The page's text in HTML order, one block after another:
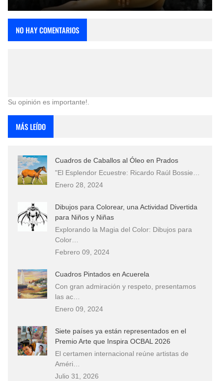
NO HAY COMENTARIOS
Su opinión es importante!.
MÁS LEÍDO
Cuadros de Caballos al Óleo en Prados
"El Esplendor Ecuestre: Ricardo Raúl Bossie…
Enero 28, 2024
Dibujos para Colorear, una Actividad Divertida
para Niños y Niñas
Explorando la Magia del Color: Dibujos para
Color…
Febrero 09, 2024
Cuadros Pintados en Acuerela
Con gran admiración y respeto, presentamos
las ac…
Enero 09, 2024
Siete países ya están representados en el
Premio Arte que Inspira OCBAL 2026
El certamen internacional reúne artistas de
Améri…
Julio 31, 2026